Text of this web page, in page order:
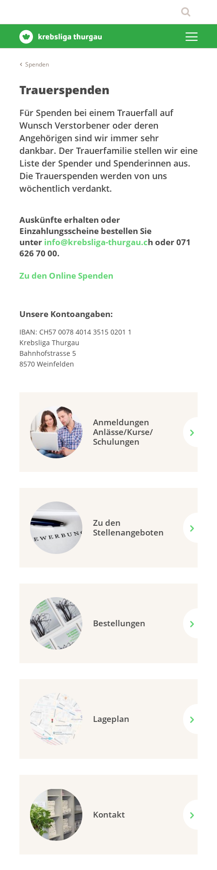
Spenden
Trauerspenden
Für Spenden bei einem Trauerfall auf
Wunsch Verstorbener oder deren
Angehörigen sind wir immer sehr
dankbar. Der Trauerfamilie stellen wir eine
Liste der Spender und Spenderinnen aus.
Die Trauerspenden werden von uns
wöchentlich verdankt.
Auskünfte erhalten oder
Einzahlungsscheine bestellen Sie
unter info@krebsliga-thurgau.ch oder 071
626 70 00.
Zu den Online Spenden
Unsere Kontoangaben:
IBAN: CH57 0078 4014 3515 0201 1
Krebsliga Thurgau
Bahnhofstrasse 5
8570 Weinfelden
Anmeldungen
Anlässe/Kurse/
Schulungen
Zu den
Stellenangeboten
Bestellungen
Lageplan
Kontakt